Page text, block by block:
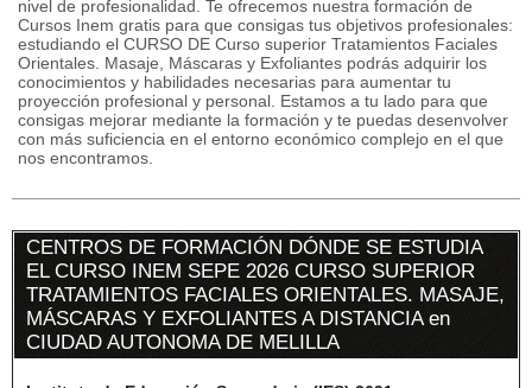
nivel de profesionalidad. Te ofrecemos nuestra formación de
Cursos Inem gratis para que consigas tus objetivos profesionales:
estudiando el CURSO DE Curso superior Tratamientos Faciales
Orientales. Masaje, Máscaras y Exfoliantes podrás adquirir los
conocimientos y habilidades necesarias para aumentar tu
proyección profesional y personal. Estamos a tu lado para que
consigas mejorar mediante la formación y te puedas desenvolver
con más suficiencia en el entorno económico complejo en el que
nos encontramos.
CENTROS DE FORMACIÓN DÓNDE SE ESTUDIA
EL CURSO INEM SEPE 2026 CURSO SUPERIOR
TRATAMIENTOS FACIALES ORIENTALES. MASAJE,
MÁSCARAS Y EXFOLIANTES A DISTANCIA en
CIUDAD AUTONOMA DE MELILLA